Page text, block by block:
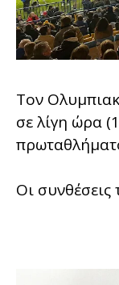
Τον
σε λίγη ώρα
Οι